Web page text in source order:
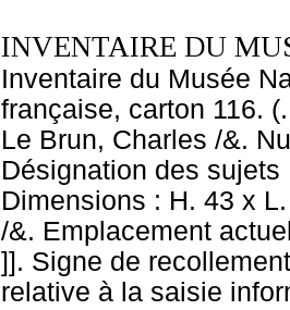
INVENTAIRE DU
Inventaire du Musée
française, carton 116.
Le Brun, Charles /&.
Désignation des
Dimensions : H. 43 x
/&. Emplacement
]]. Signe de
relative à la saisie